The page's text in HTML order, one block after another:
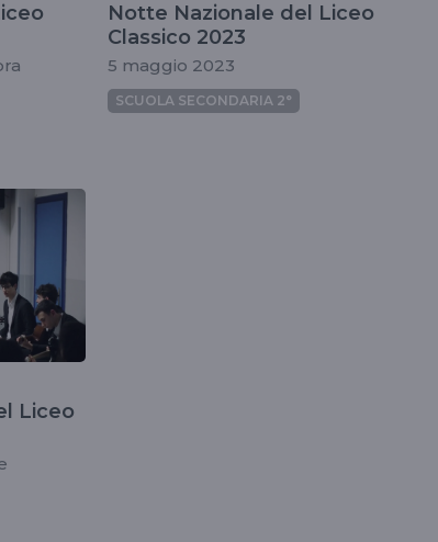
Notte Nazionale del Liceo
Classico 2023
5 maggio 2023
SCUOLA SECONDARIA 2°
Liceo